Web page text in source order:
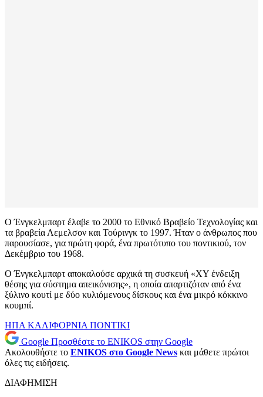
Ο Ένγκελμπαρτ έλαβε το 2000 το Εθνικό Βραβείο Τεχνολογίας και
τα βραβεία Λεμελσον και Τούρινγκ το 1997. Ήταν ο άνθρωπος που
παρουσίασε, για πρώτη φορά, ένα πρωτότυπο του ποντικιού, τον
Δεκέμβριο του 1968.
Ο Ένγκελμπαρτ αποκαλούσε αρχικά τη συσκευή «XY ένδειξη
θέσης για σύστημα απεικόνισης», η οποία απαρτιζόταν από ένα
ξύλινο κουτί με δύο κυλιόμενους δίσκους και ένα μικρό κόκκινο
κουμπί.
ΗΠΑ ΚΑΛΙΦΟΡΝΙΑ ΠΟΝΤΙΚΙ
Google Προσθέστε το ENIKOS στην Google
Ακολουθήστε το ENIKOS στο Google News και μάθετε πρώτοι
όλες τις ειδήσεις.
ΔΙΑΦΗΜΙΣΗ